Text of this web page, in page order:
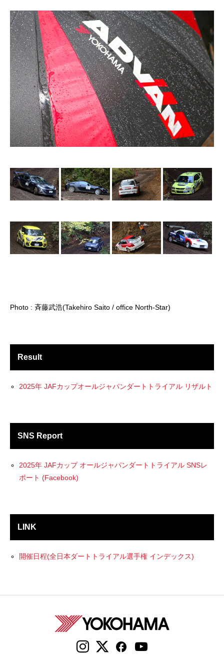
Photo : 斉藤武浩(Takehiro Saito / office North-Star)
Result
2025年 JAFカップオールジャパンダートトライアル リザルト
SNS Report
2025年 JAFカップ オールジャパンダートトライアル SNSレ
ポート (Facebook)
LINK
開催日程(全日本ダートトライアル選手権 インデックス)